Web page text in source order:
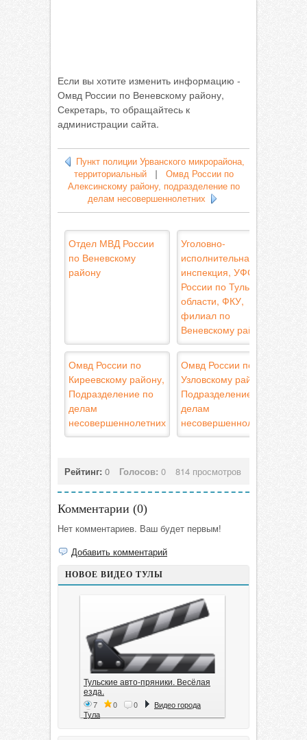
Если вы хотите изменить информацию -
Омвд России по Веневскому району,
Секретарь, то обращайтесь к
администрации сайта.
Пункт полиции Урванского микрорайона,
территориальный| Омвд России по
Алексинскому району, подразделение по
делам несовершеннолетних
Отдел МВД России
по Веневскому
району
Уголовно-
исполнительная
инспекция, УФСИН
России по Тульской
области, ФКУ,
филиал по
Веневскому району
Омвд России по
Киреевскому району,
Подразделение по
делам
несовершеннолетних
Омвд России по
Узловскому району,
Подразделение по
делам
несовершеннолетних
Рейтинг: 0 Голосов: 0 814 просмотров
Комментарии (0)
Нет комментариев. Ваш будет первым!
Добавить комментарий
НОВОЕ ВИДЕО ТУЛЫ
Тульские авто-пряники. Весёлая
езда.
7 0 0
Видео города
Тула